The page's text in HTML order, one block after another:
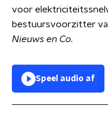
voor
bestuursvoorzitter
Nieuws en Co.
Speel audio af